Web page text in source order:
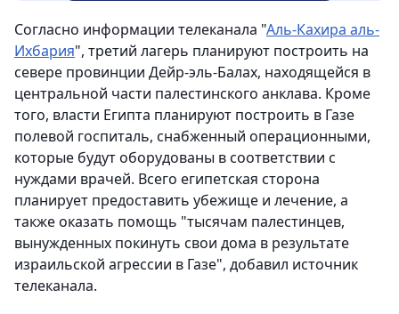
Согласно информации телеканала "Аль-Кахира аль-
Ихбария", третий лагерь планируют построить на
севере провинции Дейр-эль-Балах, находящейся в
центральной части палестинского анклава. Кроме
того, власти Египта планируют построить в Газе
полевой госпиталь, снабженный операционными,
которые будут оборудованы в соответствии с
нуждами врачей. Всего египетская сторона
планирует предоставить убежище и лечение, а
также оказать помощь "тысячам палестинцев,
вынужденных покинуть свои дома в результате
израильской агрессии в Газе", добавил источник
телеканала.